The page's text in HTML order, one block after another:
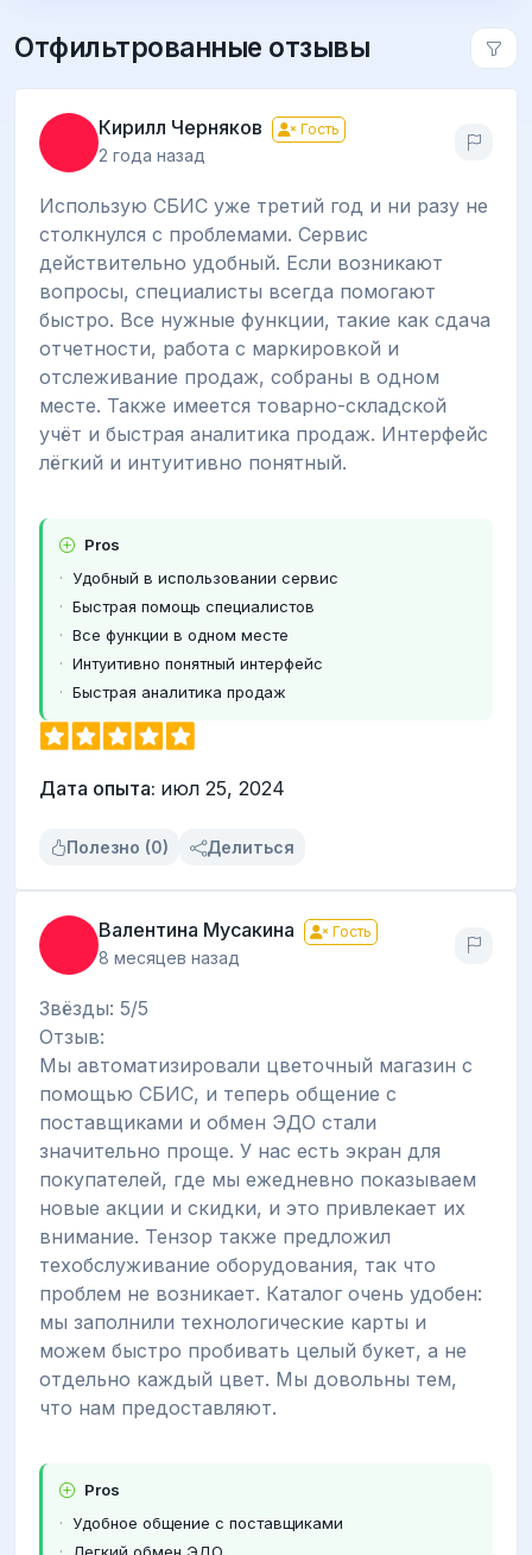
Отфильтрованные отзывы
Кирилл Черняков Гость
2 года назад
Использую СБИС уже третий год и ни разу не
столкнулся с проблемами. Сервис
действительно удобный. Если возникают
вопросы, специалисты всегда помогают
быстро. Все нужные функции, такие как сдача
отчетности, работа с маркировкой и
отслеживание продаж, собраны в одном
месте. Также имеется товарно-складской
учёт и быстрая аналитика продаж. Интерфейс
лёгкий и интуитивно понятный.
Pros
Удобный в использовании сервис
Быстрая помощь специалистов
Все функции в одном месте
Интуитивно понятный интерфейс
Быстрая аналитика продаж
Дата опыта: июл 25, 2024
Полезно (0) Делиться
Валентина Мусакина Гость
8 месяцев назад
Звёзды: 5/5
Отзыв:
Мы автоматизировали цветочный магазин с
помощью СБИС, и теперь общение с
поставщиками и обмен ЭДО стали
значительно проще. У нас есть экран для
покупателей, где мы ежедневно показываем
новые акции и скидки, и это привлекает их
внимание. Тензор также предложил
техобслуживание оборудования, так что
проблем не возникает. Каталог очень удобен:
мы заполнили технологические карты и
можем быстро пробивать целый букет, а не
отдельно каждый цвет. Мы довольны тем,
что нам предоставляют.
Pros
Удобное общение с поставщиками